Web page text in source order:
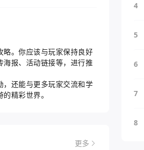
。你应该与玩家保持良好
报、活动链接等，进行推
还能与更多玩家交流和学
精彩世界。
更多
4
5
6
7
8